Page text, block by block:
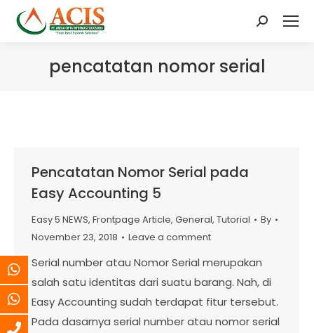
Search:
pencatatan nomor serial
Pencatatan Nomor Serial pada
Easy Accounting 5
Easy 5 NEWS, Frontpage Article, General, Tutorial
By
November 23, 2018
Leave a comment
Serial number atau Nomor Serial merupakan
salah satu identitas dari suatu barang. Nah, di
Easy Accounting sudah terdapat fitur tersebut.
Pada dasarnya serial number atau nomor serial